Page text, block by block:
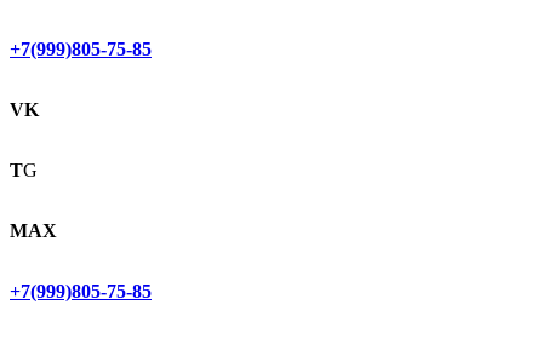
+7(999)805-75-85
VK
TG
MAX
+7(999)805-75-85